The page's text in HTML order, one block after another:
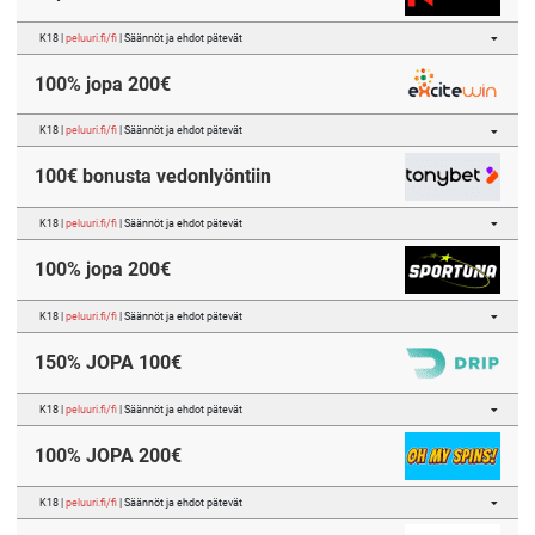
K18 | peluuri.fi/fi| Säännöt ja ehdot pätevät
100% jopa 200€
K18 | peluuri.fi/fi| Säännöt ja ehdot pätevät
100€ bonusta vedonlyöntiin
K18 | peluuri.fi/fi| Säännöt ja ehdot pätevät
100% jopa 200€
K18 | peluuri.fi/fi| Säännöt ja ehdot pätevät
150% JOPA 100€
K18 | peluuri.fi/fi| Säännöt ja ehdot pätevät
100% JOPA 200€
K18 | peluuri.fi/fi| Säännöt ja ehdot pätevät